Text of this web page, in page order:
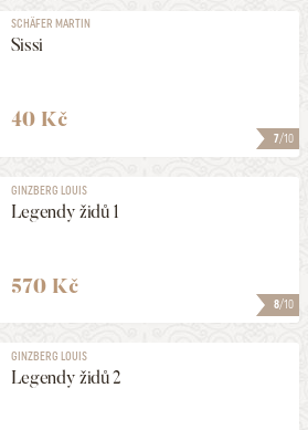
ULOŽIT MEZI MÉ KATEGORIE
7/10
SCHÄFER MARTIN
Sissi
40 Kč
8/10
GINZBERG LOUIS
Legendy židů 1
570 Kč
GINZBERG LOUIS
Legendy židů 2